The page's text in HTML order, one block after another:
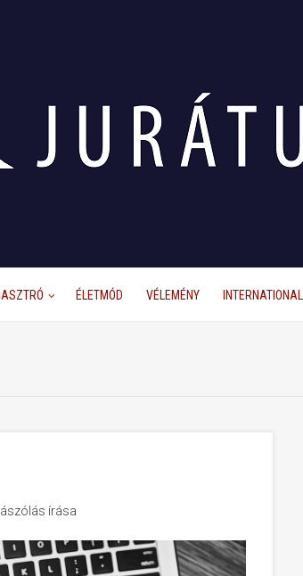
ÉLETMÓD VÉLEMÉNY INTERNATIONAL
írása